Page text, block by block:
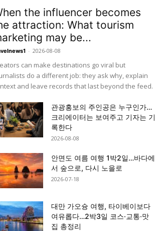
the influencer becomes
attraction: What tourism
may be...
- 2026-08-08
can make destinations go viral but
do a different job: they ask why, explain
and leave records that last beyond the feed.
관광홍보의 주인공은 누구인가…
크리에이터는 보여주고 기자는 기
록한다
2026-08-08
안면도 여름 여행 1박2일…바다에
서 숲으로, 다시 노을로
2026-07-18
대만 가오슝 여행, 타이베이보다
여유롭다…2박3일 코스·교통·맛
집 총정리